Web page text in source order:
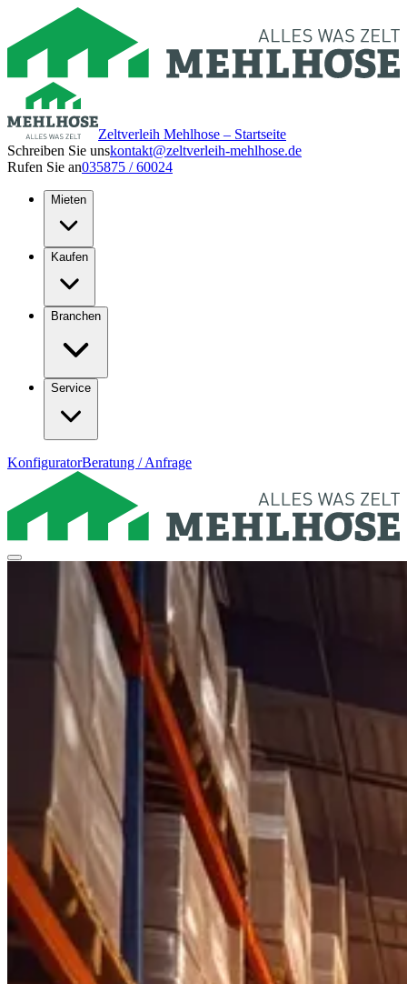
Zeltverleih Mehlhose – Startseite
Schreiben Sie unskontakt@zeltverleih-mehlhose.de
Rufen Sie an035875 / 60024
Mieten
Kaufen
Branchen
Service
KonfiguratorBeratung / Anfrage